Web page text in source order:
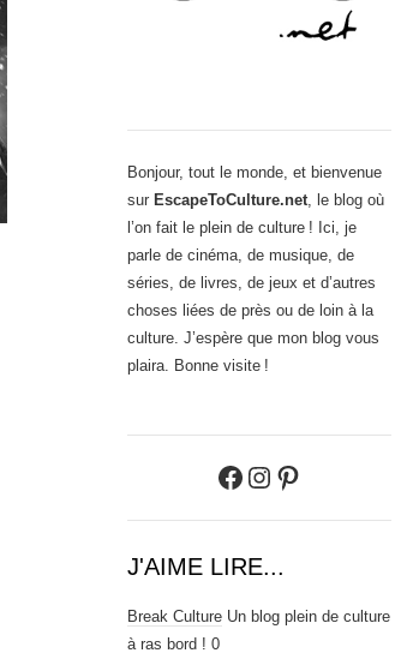
Bonjour, tout le monde, et bienvenue
sur EscapeToCulture.net , le blog où
l’on fait le plein de culture ! Ici, je
parle de cinéma, de musique, de
séries, de livres, de jeux et d’autres
choses liées de près ou de loin à la
culture. J’espère que mon blog vous
plaira. Bonne visite !
Facebook
Instagram
Pinterest
J'AIME LIRE...
Break Culture Un blog plein de culture
à ras bord ! 0